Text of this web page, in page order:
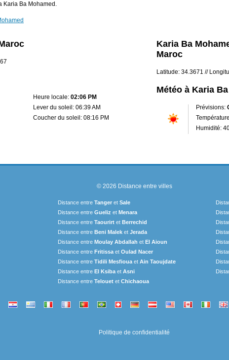
Karia Ba Mohamed.
Heure locale: 02:06 PM
Lever du soleil: 06:39 AM
Coucher du soleil: 08:16 PM
Karia Ba
Maroc
Latitude: 34.3671 //
Météo à Karia
Prévisions:
Humidité:
© 2026 Distance entre villes
Distance entre Tanger et Sale
Distance entre Gueliz et Menara
Distance entre Taourirt et Berrechid
Distance entre Beni Malek et Jerada
Distance entre Moulay Abdallah et El Aioun
Distance entre Fritissa et Oulad Nacer
Distance entre Tidili Mesfioua et Ain Taoujdate
Distance entre El Ksiba et Asni
Distance entre Telouet et Chichaoua
Politique de confidentialité